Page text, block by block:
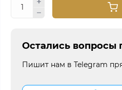
Остались вопросы
Пишит нам в Telegram